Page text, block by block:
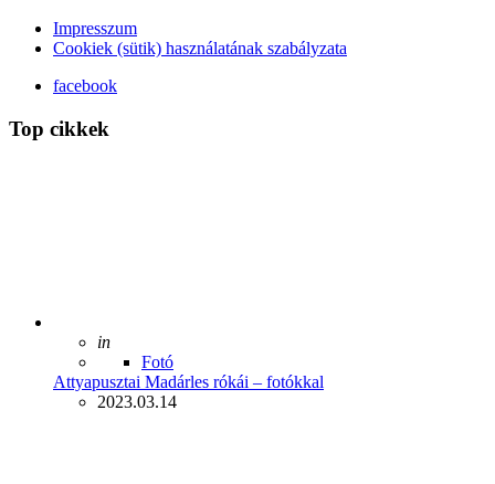
Impresszum
Cookiek (sütik) használatának szabályzata
facebook
Top cikkek
Posted
in
Fotó
Attyapusztai Madárles rókái – fotókkal
2023.03.14